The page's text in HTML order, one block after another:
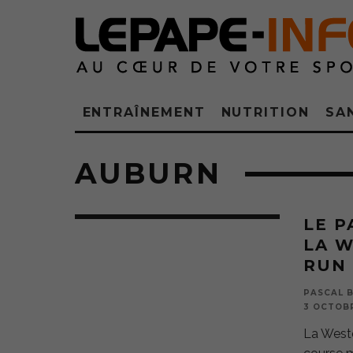
ENTRAÎNEMENT NUTRITION
AUBURN
LE
LA
RUN
PASCAL
3
La